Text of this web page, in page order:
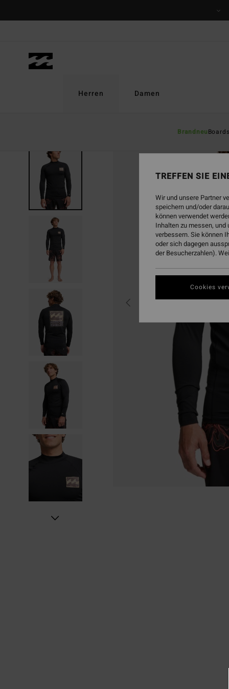
Herren
Brandneu
Damen
TREFFEN SIE
Wir und unsere Partner
speichern und/oder
können verwendet
Inhalten zu messen, und
verbessern. Sie können
oder sich dagegen
der Besucherzahlen).
Cookies